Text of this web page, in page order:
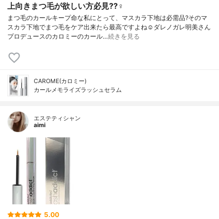
上向きまつ毛が欲しい方必見??‍♀️
まつ毛のカールキープ命な私にとって、マスカラ下地は必需品?そのマ
スカラ下地でまつ毛をケア出来たら最高ですよね☺️ダレノガレ明美さん
プロデュースのカロミーのカール…続きを見る
CAROME(カロミー)
カールメモライズラッシュセラム
エステティシャン
aimi
5.00